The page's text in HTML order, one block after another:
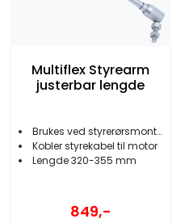
Multiflex Styrearm
justerbar lengde
Brukes ved styrerørsmontering
Kobler styrekabel til motor
Lengde 320-355 mm
849,-